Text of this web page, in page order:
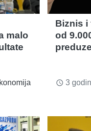
malo
Biznis i
od
access_time 3